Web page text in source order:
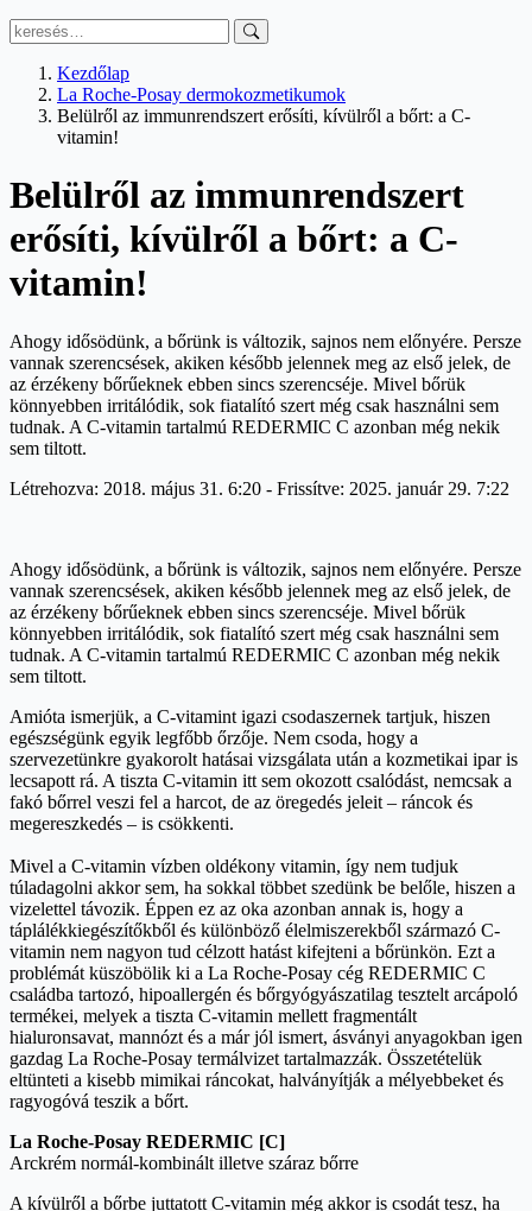
Search
for:
Kezdőlap
La Roche-Posay dermokozmetikumok
Belülről az immunrendszert erősíti, kívülről a bőrt: a C-
vitamin!
Belülről az immunrendszert
erősíti, kívülről a bőrt: a C-
vitamin!
Ahogy idősödünk, a bőrünk is változik, sajnos nem előnyére. Persze
vannak szerencsések, akiken később jelennek meg az első jelek, de
az érzékeny bőrűeknek ebben sincs szerencséje. Mivel bőrük
könnyebben irritálódik, sok fiatalító szert még csak használni sem
tudnak. A C-vitamin tartalmú REDERMIC C azonban még nekik
sem tiltott.
Létrehozva: 2018. május 31. 6:20 - Frissítve: 2025. január 29. 7:22
Ahogy idősödünk, a bőrünk is változik, sajnos nem előnyére. Persze
vannak szerencsések, akiken később jelennek meg az első jelek, de
az érzékeny bőrűeknek ebben sincs szerencséje. Mivel bőrük
könnyebben irritálódik, sok fiatalító szert még csak használni sem
tudnak. A C-vitamin tartalmú REDERMIC C azonban még nekik
sem tiltott.
Amióta ismerjük, a C-vitamint igazi csodaszernek tartjuk, hiszen
egészségünk egyik legfőbb őrzője. Nem csoda, hogy a
szervezetünkre gyakorolt hatásai vizsgálata után a kozmetikai ipar is
lecsapott rá. A tiszta C-vitamin itt sem okozott csalódást, nemcsak a
fakó bőrrel veszi fel a harcot, de az öregedés jeleit – ráncok és
megereszkedés – is csökkenti.
Mivel a C-vitamin vízben oldékony vitamin, így nem tudjuk
túladagolni akkor sem, ha sokkal többet szedünk be belőle, hiszen a
vizelettel távozik. Éppen ez az oka azonban annak is, hogy a
táplálékkiegészítőkből és különböző élelmiszerekből származó C-
vitamin nem nagyon tud célzott hatást kifejteni a bőrünkön. Ezt a
problémát küszöbölik ki a La Roche-Posay cég REDERMIC C
családba tartozó, hipoallergén és bőrgyógyászatilag tesztelt arcápoló
termékei, melyek a tiszta C-vitamin mellett fragmentált
hialuronsavat, mannózt és a már jól ismert, ásványi anyagokban igen
gazdag La Roche-Posay termálvizet tartalmazzák. Összetételük
eltünteti a kisebb mimikai ráncokat, halványítják a mélyebbeket és
ragyogóvá teszik a bőrt.
La Roche-Posay REDERMIC [C]
Arckrém normál-kombinált illetve száraz bőrre
A kívülről a bőrbe juttatott C-vitamin még akkor is csodát tesz, ha